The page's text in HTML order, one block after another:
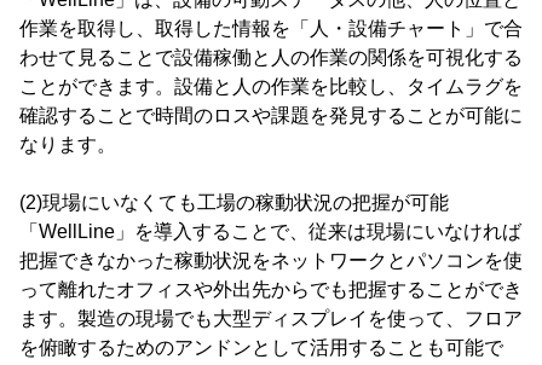
作業を取得し、取得した情報を「人・設備チャート」で合
わせて見ることで設備稼働と人の作業の関係を可視化する
ことができます。設備と人の作業を比較し、タイムラグを
確認することで時間のロスや課題を発見することが可能に
なります。
(2)現場にいなくても工場の稼動状況の把握が可能
「WellLine」を導入することで、従来は現場にいなければ
把握できなかった稼動状況をネットワークとパソコンを使
って離れたオフィスや外出先からでも把握することができ
ます。製造の現場でも大型ディスプレイを使って、フロア
を俯瞰するためのアンドンとして活用することも可能で